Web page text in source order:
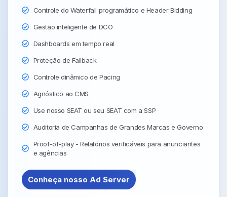
Controle do Waterfall programático e Header Bidding
Gestão inteligente de DCO
Dashboards em tempo real
Proteção de Fallback
Controle dinâmico de Pacing
Agnóstico ao CMS
Use nosso SEAT ou seu SEAT com a SSP
Auditoria de Campanhas de Grandes Marcas e Governo
Proof-of-play - Relatórios verificáveis para anunciantes
e agências
Conheça nosso Ad Server